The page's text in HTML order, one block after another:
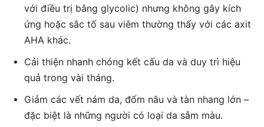
với điều trị bằng glycolic) nhưng không gây kích
ứng hoặc sắc tố sau viêm thường thấy với các axit
AHA khác.
Cải thiện nhanh chóng kết cấu da và duy trì hiệu
quả trong vài tháng.
Giảm các vết nám da, đốm nâu và tàn nhang lớn –
đặc biệt là những người có loại da sẫm màu.